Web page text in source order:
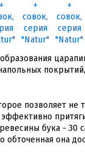
позволяет не
бука - 30
она